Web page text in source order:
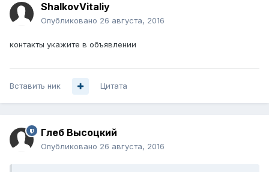
ShalkovVitaliy
Опубликовано 26 августа, 2016
контакты укажите в объявлении
Вставить ник Цитата
Глеб Высоцкий
Опубликовано 26 августа, 2016